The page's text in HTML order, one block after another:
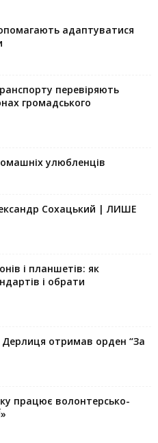
адаптуватися
перевіряють
громадського
улюбленців
Сохацький | ЛИШЕ
і планшетів: як
і обрати
отримав орден “За
працює волонтерсько-